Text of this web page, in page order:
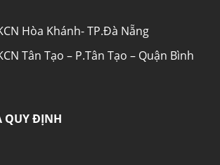
Hòa Khánh- TP.Đà Nẵng
Tân Tạo – P.Tân Tạo – Quận Bình
QUY ĐỊNH